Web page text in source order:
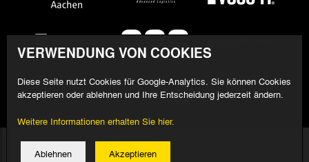
© 2026 Alemannia Aachen - Alle Rechte vorbehalten
VERWENDUNG VON COOKIES
Diese Seite nutzt Cookies für Google-Analytics. Sie können Cookies
akzeptieren oder ablehnen und Ihre Entscheidung jederzeit ändern.
Weitere Informationen erhalten Sie hier.
Ablehnen Akzeptieren